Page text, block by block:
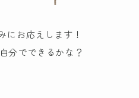
お応えします！
分でできるかな？